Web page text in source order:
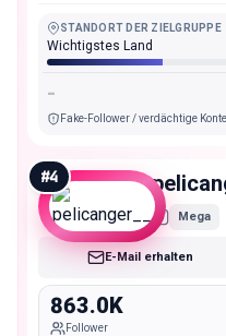
STANDORT DER ZIELGRUPPE
Wichtigstes Land
-
Fake-Follower / verdächtige
#4
Mega
E-Mail erhalten
863.0K
Follower